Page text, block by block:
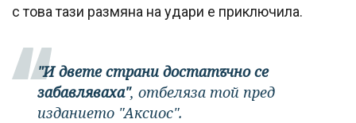
с това тази размяна на удари е приключила.
"И двете страни достатъчно се
забавляваха", отбеляза той пред
изданието "Аксиос".